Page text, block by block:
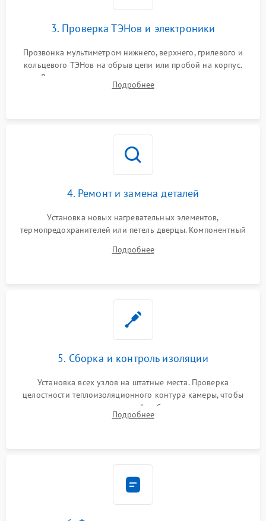
3. Проверка ТЭНов и электроники
Прозвонка мультиметром нижнего, верхнего, грилевого и
кольцевого ТЭНов на обрыв цепи или пробой на корпус.
Диагностика термостата, датчиков температуры,
переключателя режимов и мотора конвекции.
Подробнее
4. Ремонт и замена деталей
Установка новых нагревательных элементов,
термопредохранителей или петель дверцы. Компонентный
выгоревших реле, восстановление контактов и замена
Подробнее
5. Сборка и контроль изоляции
Установка всех узлов на штатные места. Проверка
целостности теплоизоляционного контура камеры, чтобы
исключить перегрев кухонной мебели и потерю тепла.
Надежная фиксация клемм и сборка корпуса шкафа.
Подробнее